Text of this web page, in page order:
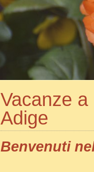
Vacanze a
Adige
Benvenuti